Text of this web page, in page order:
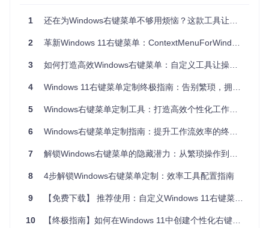
安装ContextMenuForWindows11非常简单，项目提供了多种
安装方式以满足不同用户的需求。无论你是追求便捷的普通用
的安装方案。
商店版安装（推荐新手用户）
11"
安装完成后即可在系统中使用
商店版的优势在于自动更新和简化的安装流程，适合大多数用
Hub版本：
1 还在为Windows右键菜单不够用烦恼？这款工具让你的操作效率提升3倍
2 革新Windows 11右键菜单：ContextMenuForWindows11全面自定义指南
3 如何打造高效Windows右键菜单：自定义工具让操作效率提升300%
4 Windows 11右键菜单定制终极指南：告别繁琐，拥抱高效
5 Windows右键菜单定制工具：打造高效个性化工作流指南
6 Windows右键菜单定制指南：提升工作流效率的终极方案
7 解锁Windows右键菜单的隐藏潜力：从繁琐操作到效率革命
8 4步解锁Windows右键菜单定制：效率工具配置指南
9 【免费下载】 推荐使用：自定义Windows 11右键菜单 - Custom Context Menu
10 【终极指南】如何在Windows 11中创建个性化右键菜单 - Custom Context Menu完整教程